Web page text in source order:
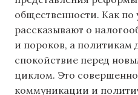
общественности. Как
рассказывают о
и пороков, а политикам
спокойствие перед
циклом. Это
коммуникации и